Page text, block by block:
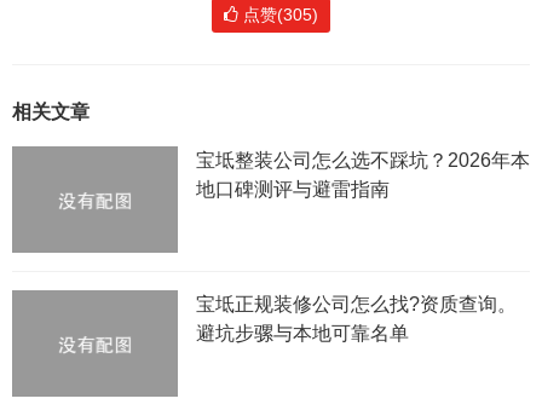
点赞(305)
相关文章
宝坻整装公司怎么选不踩坑？2026年本
地口碑测评与避雷指南
宝坻正规装修公司怎么找?资质查询。
避坑步骡与本地可靠名单